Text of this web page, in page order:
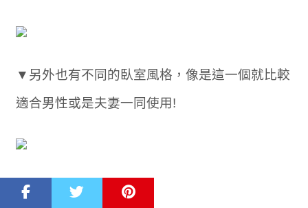
▼另外也有不同的臥室風格，像是這一個就比較
適合男性或是夫妻一同使用!
▼木質感搭配灰藍色系讓整體變得更加時尚，加